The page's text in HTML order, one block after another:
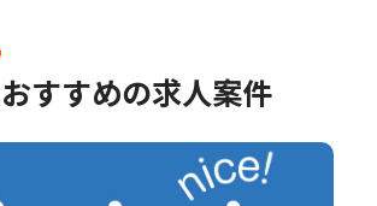
すすめの求人案件